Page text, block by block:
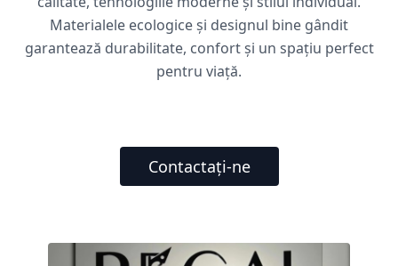
Materialele ecologice și designul bine gândit
garantează durabilitate, confort și un spațiu perfect
pentru viață.
Contactați-ne